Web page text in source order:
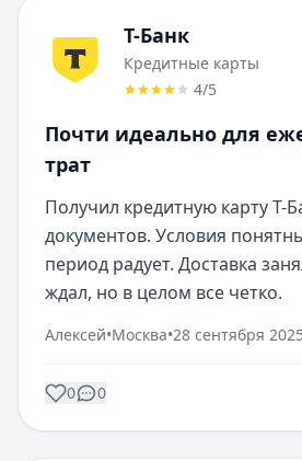
Т-Банк
Кредитные карты
4/5
Почти идеально для
трат
Получил кредитную карту Т-
документов. Условия
период радует. Доставка
ждал, но в целом все четко.
Алексей•Москва•28 сентября
0 0